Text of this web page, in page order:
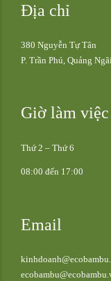
Địa chỉ
380 Nguyễn Tự Tân
P. Trần Phú, Quảng
Giờ làm việc
Thứ 2 – Thứ 6
08:00 đến 17:00
Email